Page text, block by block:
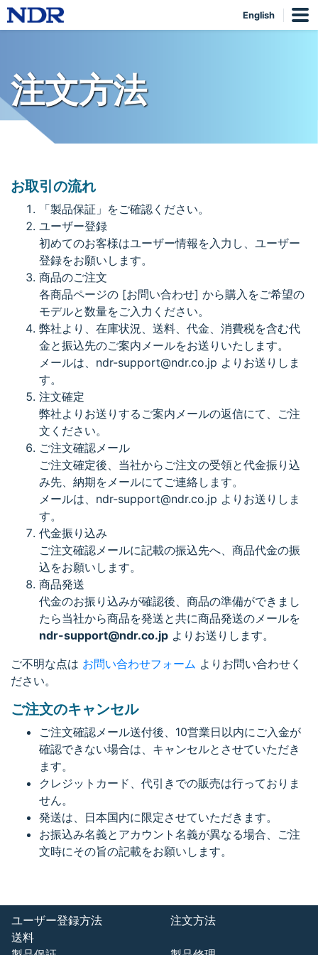
English
注文方法
お取引の流れ
「製品保証」をご確認ください。
ユーザー登録
初めてのお客様はユーザー情報を入力し、ユーザー
登録をお願いします。
商品のご注文
各商品ページの [お問い合わせ] から購入をご希望の
モデルと数量をご入力ください。
弊社より、在庫状況、送料、代金、消費税を含む代
金と振込先のご案内メールをお送りいたします。
メールは、ndr-support@ndr.co.jp よりお送りしま
す。
注文確定
弊社よりお送りするご案内メールの返信にて、ご注
文ください。
ご注文確認メール
ご注文確定後、当社からご注文の受領と代金振り込
み先、納期をメールにてご連絡します。
メールは、ndr-support@ndr.co.jp よりお送りしま
す。
代金振り込み
ご注文確認メールに記載の振込先へ、商品代金の振
込をお願いします。
商品発送
代金のお振り込みが確認後、商品の準備ができまし
たら当社から商品を発送と共に商品発送のメールを
ndr-support@ndr.co.jp よりお送りします。
ご不明な点は お問い合わせフォーム よりお問い合わせく
ださい。
ご注文のキャンセル
ご注文確認メール送付後、10営業日以内にご入金が
確認できない場合は、キャンセルとさせていただき
ます。
クレジットカード、代引きでの販売は行っておりま
せん。
発送は、日本国内に限定させていただきます。
お振込み名義とアカウント名義が異なる場合、ご注
文時にその旨の記載をお願いします。
ユーザー登録方法
注文方法
送料